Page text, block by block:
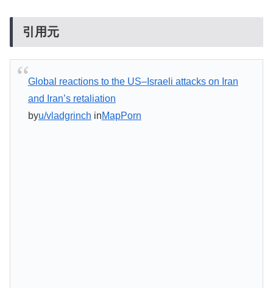
引用元
Global reactions to the US–Israeli attacks on Iran
and Iran’s retaliation
byu/vladgrinch inMapPorn